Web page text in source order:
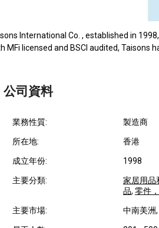
International Co. , established in
MFi licensed and BSCI audited, Taisons
公司資料
業務性質: 製造商
所在地: 香港
成立年份: 1998
主要分類: 家居用品
品, 零件
主要市場: 中南美洲